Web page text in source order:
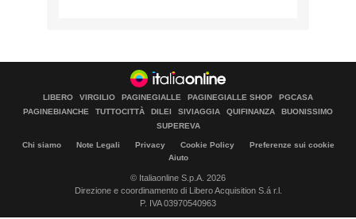
LIBERO VIRGILIO PAGINEGIALLE PAGINEGIALLE SHOP
PGCASA
PAGINEBIANCHE
TUTTOCITTÀ DILEI SIVIAGGIA QUIFINANZA
BUONISSIMO
SUPEREVA
Chi siamo Note Legali Privacy Cookie Policy
Preferenze sui cookie
Aiuto
© Italiaonline S.p.A. 2026
Direzione e coordinamento di Libero Acquisition S.á r.l.
P. IVA 03970540963